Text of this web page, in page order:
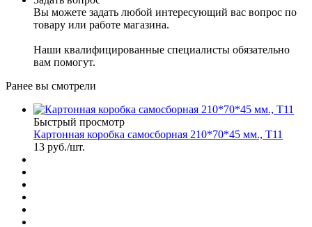
Вы можете задать любой интересующий вас вопрос по
товару или работе магазина.
Наши квалифицированные специалисты обязательно
вам помогут.
Ранее вы смотрели
Быстрый просмотр
Картонная коробка самосборная 210*70*45 мм., Т11
13 руб./шт.